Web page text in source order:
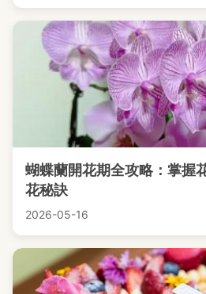
蝴蝶蘭開花期全攻略：掌握
花秘訣
2026-05-16